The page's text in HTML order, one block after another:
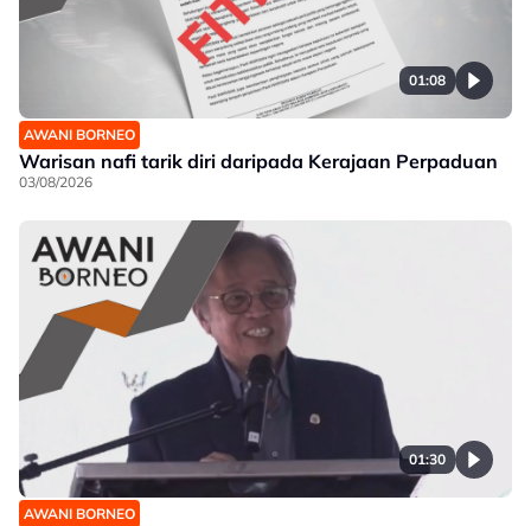
01:08
AWANI BORNEO
Warisan nafi tarik diri daripada Kerajaan Perpaduan
03/08/2026
01:30
AWANI BORNEO